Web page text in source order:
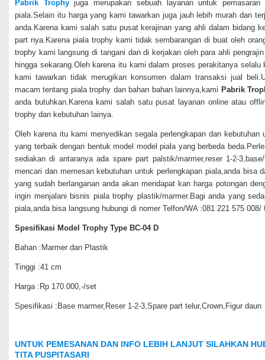
Pabrik Trophyjuga merupakan sebuah layanan untuk
piala.Selain itu harga yang kami tawarkan juga jauh lebih murah dan
anda.Karena kami salah satu pusat kerajinan yang ahli dalam bidang
part nya.Karena piala trophy kami tidak sembarangan di buat oleh
trophy kami langsung di tangani dan di kerjakan oleh para ahli
hingga sekarang.Oleh karena itu kami dalam proses perakitanya
kami tawarkan tidak merugikan konsumen dalam transaksi jual
macam tentang piala trophy dan bahan bahan lainnya,kami Pabrik
anda butuhkan.Karena kami salah satu pusat layanan online atau
trophy dan kebutuhan lainya.
Oleh karena itu kami menyedikan segala perlengkapan dan
yang terbaik dengan bentuk model model piala yang berbeda
sediakan di antaranya ada spare part palstik/marmer,reser 1-2-
mencari dan memesan kebutuhan untuk perlengkapan piala,anda bisa
yang sudah berlanganan anda akan mendapat kan harga potongan
ingin menjalani bisnis piala trophy plastik/marmer.Bagi anda yang
piala,anda bisa langsung hubungi di nomer Telfon/WA :081 221 575
Spesifikasi Model Trophy Type BC-04 D
Bahan :Marmer dan Plastik
Tinggi :41 cm
Harga :Rp 170.000,-/set
Spesifikasi :Base marmer,Reser 1-2-3,Spare part telur,Crown,Figur daun
UNTUK PEMESANAN DAN INFO LEBIH LANJUT SILAHKAN
TITA PUSPITASARI